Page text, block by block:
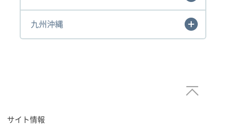
九州沖縄
サイト情報